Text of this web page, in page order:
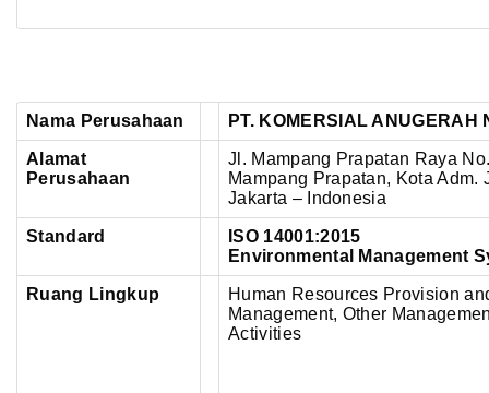
Nama Perusahaan PT. KOMERSIAL ANUGERAH
Alamat
Perusahaan
Jl. Mampang Prapatan Raya
Mampang Prapatan, Kota Adm.
Jakarta – Indonesia
Standard
ISO 14001:2015
Environmental Management
Ruang Lingkup
Human Resources Provision
Management, Other
Activities